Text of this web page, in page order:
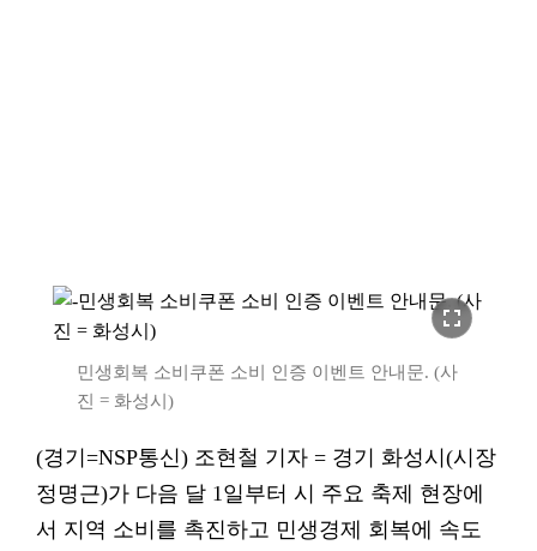
fullscreen
민생회복 소비쿠폰 소비 인증 이벤트 안내문. (사
진 = 화성시)
(경기=NSP통신) 조현철 기자 = 경기 화성시(시장
정명근)가 다음 달 1일부터 시 주요 축제 현장에
서 지역 소비를 촉진하고 민생경제 회복에 속도